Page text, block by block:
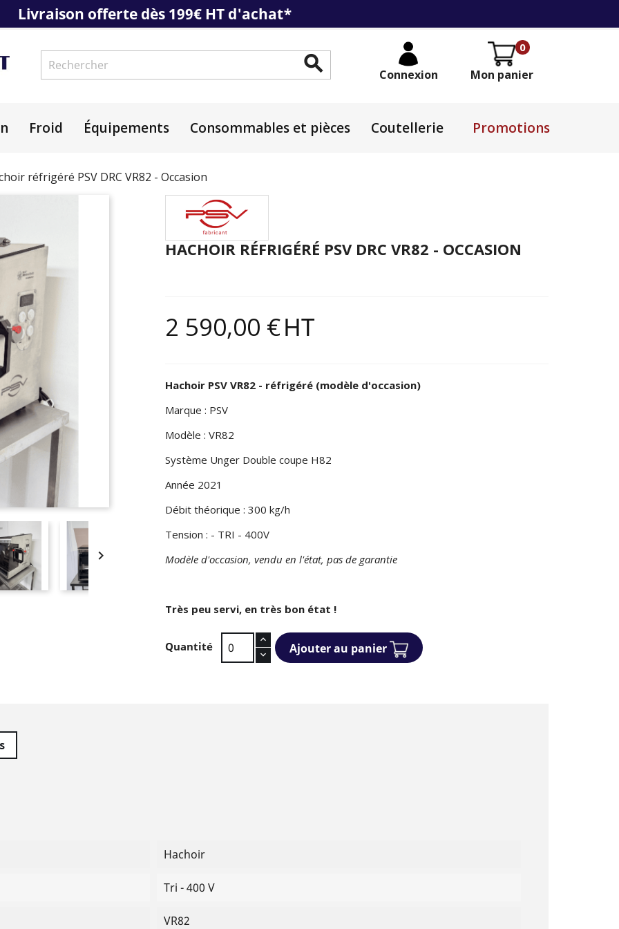
Livraison offerte dès 199€ HT d'achat*
0
Mon panier
 Connexion
Froid Équipements Consommables et pièces Coutellerie Promotions
réfrigéré PSV DRC VR82 - Occasion

HACHOIR RÉFRIGÉRÉ PSV DRC VR82 - OCCASION
2 590,00 €HT
Hachoir PSV VR82 - réfrigéré (modèle d'occasion)
Marque : PSV
Modèle : VR82
Système Unger Double coupe H82
Année 2021
Débit théorique : 300 kg/h
Tension : - TRI - 400V
Modèle d'occasion, vendu en l'état, pas de garantie
Très peu servi, en très bon état !
Quantité Ajouter au panier
Hachoir
Tri - 400 V
VR82